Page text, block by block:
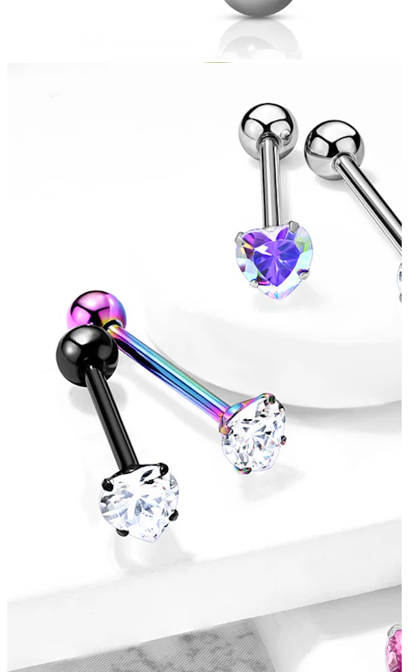
Bodymod Essentials
Kaufe 4, zahle für 3
Shoppe nach Schmuck